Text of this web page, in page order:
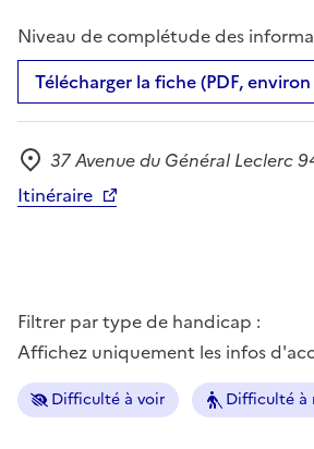
Niveau de complétude des
Télécharger la fiche (PDF,
Adresse
37 Avenue du Général Leclerc
Itinéraire
Filtrer par type de handicap :
Affichez uniquement les infos
Difficulté à voir Difficulté à